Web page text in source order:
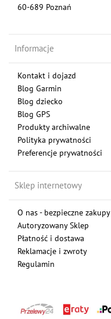
60-689 Poznań
Informacje
Kontakt i dojazd
Blog Garmin
Blog dziecko
Blog GPS
Produkty archiwalne
Polityka prywatności
Preferencje prywatności
Sklep internetowy
O nas - bezpieczne zakupy
Autoryzowany Sklep
Płatność i dostawa
Reklamacje i zwroty
Regulamin